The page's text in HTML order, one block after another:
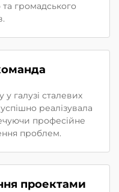
та громадського
у галузі сталевих
реалізувала
професійне
проблем.
проектами